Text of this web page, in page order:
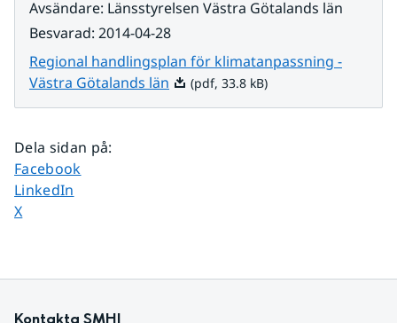
Avsändare: Länsstyrelsen Västra Götalands län
Besvarad: 2014-04-28
Regional handlingsplan för klimatanpassning -
Västra Götalands län Pdf, 33.8 kB.
(pdf, 33.8 kB)
Dela sidan på:
Dela sidan på
Facebook
Dela sidan på
LinkedIn
Dela sidan på
X